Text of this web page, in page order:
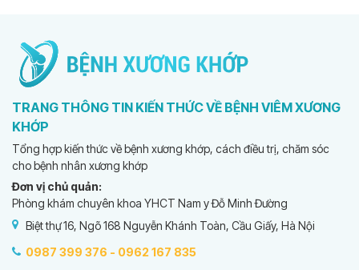
TRANG THÔNG TIN KIẾN THỨC VỀ BỆNH VIÊM XƯƠNG
KHỚP
Tổng hợp kiến thức về bệnh xương khớp, cách điều trị, chăm sóc
cho bệnh nhân xương khớp
Đơn vị chủ quản:
Phòng khám chuyên khoa YHCT Nam y Đỗ Minh Đường
Biệt thự 16, Ngõ 168 Nguyễn Khánh Toàn, Cầu Giấy, Hà Nội
0987 399 376 - 0962 167 835